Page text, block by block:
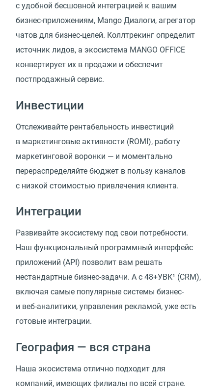
с удобной бесшовной интеграцией к вашим
бизнес-приложениям, Mango Диалоги, агрегатор
чатов для бизнес-целей. Коллтрекинг определит
источник лидов, а экосистема MANGO OFFICE
конвертирует их в продажи и обеспечит
постпродажный сервис.
Инвестиции
Отслеживайте рентабельность инвестиций
в маркетинговые активности (ROMI), работу
маркетинговой воронки — и моментально
перераспределяйте бюджет в пользу каналов
с низкой стоимостью привлечения клиента.
Интеграции
Развивайте экосистему под свои потребности.
Наш функциональный программный интерфейс
приложений (API) позволит вам решать
нестандартные бизнес-задачи. А с 48+УВК¹ (CRM),
включая самые популярные системы бизнес-
и веб-аналитики, управления рекламой, уже есть
готовые интеграции.
География — вся страна
Наша экосистема отлично подходит для
компаний, имеющих филиалы по всей стране.